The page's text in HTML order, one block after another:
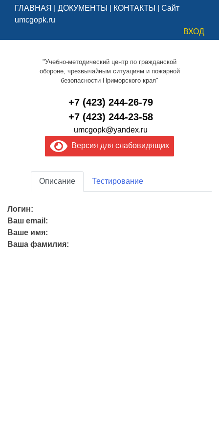
ГЛАВНАЯ ДОКУМЕНТЫ КОНТАКТЫ
Сайт
umcgopk.ru
ВХОД
"Учебно-методический центр по гражданской
обороне, чрезвычайным ситуациям и пожарной
безопасности Приморского края"
+7 (423) 244-26-79
+7 (423) 244-23-58
umcgopk@yandex.ru
Версия для слабовидящих
Описание Тестирование
Логин:
Ваш email:
Ваше имя:
Ваша фамилия: